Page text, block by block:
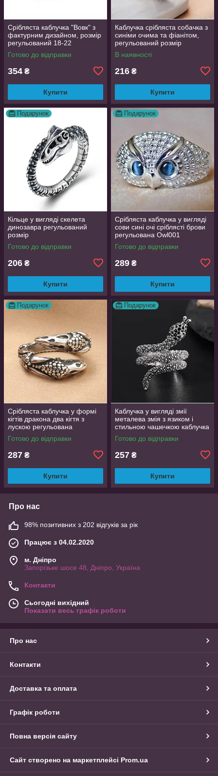
Срібляста каблучка "Вовк" з
фактурним дизайном, розмір
регульований 18-22
Готово до відправки
354 ₴
Купити
Каблучка срібляста собачка з
синіми очима та фіанітом,
регульований розмір
AurumLux016
В наявності
216 ₴
Купити
Подарунок
Кільце у вигляді скелета
динозавра регульований
розмір
Готово до відправки
206 ₴
Купити
Подарунок
Срібляста каблучка у вигляді
сови сині очі сріблясті брови
регульована Owl001
Готово до відправки
289 ₴
Купити
Подарунок
Срібляста каблучка у формі
кігтів дракона два кігтя з
лускою регульована
DragonClaw001
Готово до відправки
287 ₴
Купити
Подарунок
Каблучка у вигляді змії
металева змія з язиком і
стильною чашечкою каблучка
влада розмір регульований
Готово до відправки
257 ₴
Купити
Про нас
98% позитивних з 202 відгуків за рік
Працює з 04.02.2020
м. Дніпро
Запорізьке шосе 48, Дніпро, Україна
Контакти
Сьогодні вихідний
Показати весь графік роботи
Про нас
Контакти
Доставка та оплата
Графік роботи
Повна версія сайту
Сайт створено на маркетплейсі Prom.ua